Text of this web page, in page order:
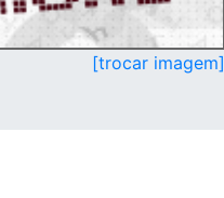
[trocar imagem]